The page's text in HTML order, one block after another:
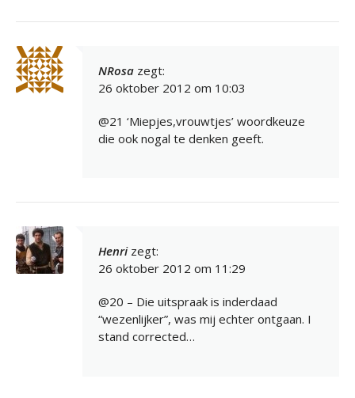
NRosa zegt:
26 oktober 2012 om 10:03
@21 ‘Miepjes,vrouwtjes’ woordkeuze
die ook nogal te denken geeft.
Henri zegt:
26 oktober 2012 om 11:29
@20 – Die uitspraak is inderdaad
“wezenlijker”, was mij echter ontgaan. I
stand corrected…